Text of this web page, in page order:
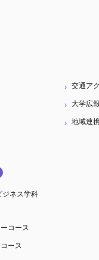
交通ア
大学広報
地域連
ジネス学科
コース
ース